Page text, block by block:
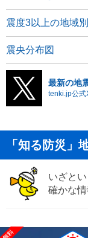
震度3以上の地域
震央分布図
最新の地
tenki.jp公式
「知る防災」
いざと
確かな